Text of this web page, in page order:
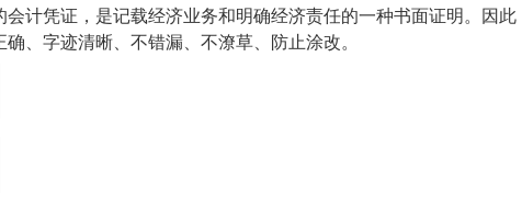
计凭证，是记载经济业务和明确经济责任的一种书面证明。因
、字迹清晰、不错漏、不潦草、防止涂改。